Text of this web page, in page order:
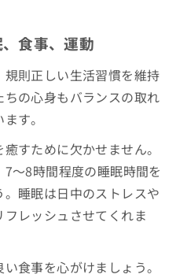
食事、運動
則正しい生活習慣を維持
の心身もバランスの取れ
す。
すために欠かせません。
～8時間程度の睡眠時間を
睡眠は日中のストレスや
レッシュさせてくれま
食事を心がけましょう。